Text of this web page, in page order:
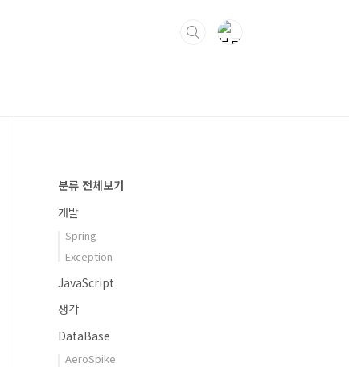
분류 전체보기
개발
Spring
Exception
JavaScript
생각
DataBase
AeroSpike